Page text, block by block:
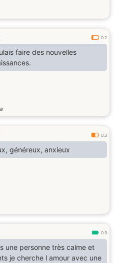
0.2
faire des nouvelles
0.3
généreux, anxieux
0.9
une personne très calme et
je cherche l amour avec une